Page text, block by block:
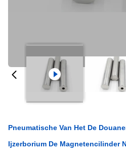
Pneumatische Van Het De
Ijzerborium De Magnetencilinder